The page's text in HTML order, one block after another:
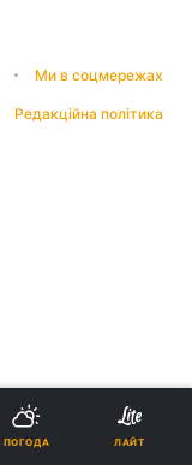
Ми в соцмережах
Редакційна політика
ПОГОДА ЛАЙТ